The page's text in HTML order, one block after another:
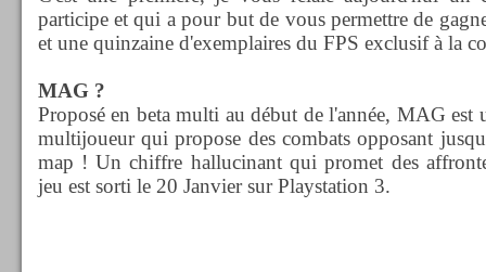
participe et qui a pour but de vous permettre de
et une quinzaine d'exemplaires du FPS exclusif à la
MAG ?
Proposé en beta multi au début de l'année, MAG est
multijoueur qui propose des combats opposant
map ! Un chiffre hallucinant qui promet des
jeu est sorti le 20 Janvier sur Playstation 3.